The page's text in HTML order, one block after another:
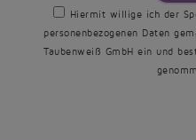
Hiermit willige ich der
personenbezogenen Daten
Taubenweiß GmbH ein und